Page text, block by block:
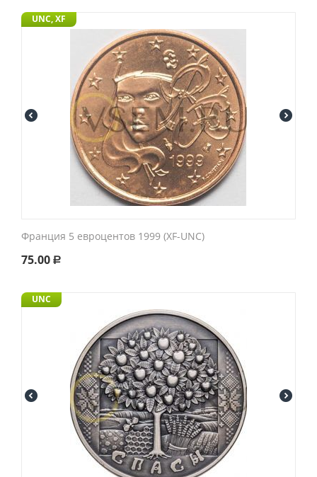
UNC, XF
Франция 5 евроцентов 1999 (XF-UNC)
75.00 Р
UNC